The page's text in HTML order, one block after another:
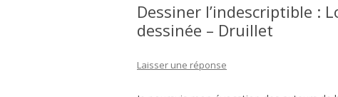
Dessiner l’indescriptible :
dessinée – Druillet
Laisser une réponse